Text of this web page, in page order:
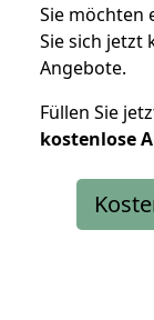
Sie möchten
Sie sich jetzt
Angebote.
Füllen Sie
kostenlose